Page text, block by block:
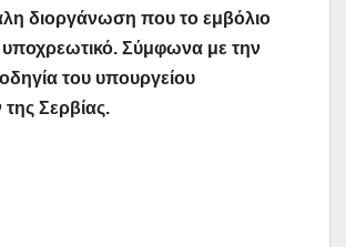
διοργάνωση που το εμβόλιο
υποχρεωτικό. Σύμφωνα με την
οδηγία του υπουργείου
Σερβίας.